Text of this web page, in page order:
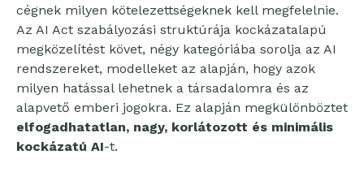
cégnek milyen kötelezettségeknek kell megfelelnie.
Az AI Act szabályozási struktúrája kockázatalapú
megközelítést követ, négy kategóriába sorolja az AI
rendszereket, modelleket az alapján, hogy azok
milyen hatással lehetnek a társadalomra és az
alapvető emberi jogokra. Ez alapján megkülönböztet
elfogadhatatlan, nagy, korlátozott és minimális
kockázatú AI-t.